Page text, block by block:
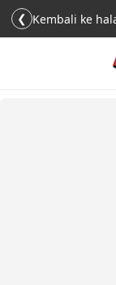
❮ Kembali ke